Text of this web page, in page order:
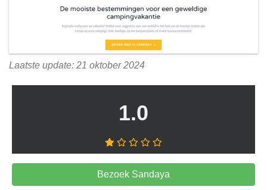
Laatste update: 21 oktober 2024
1.0
Bezoek Sandaya